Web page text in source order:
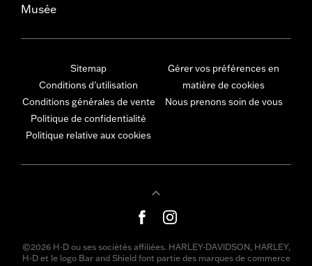
Musée
Sitemap
Conditions d'utilisation
Conditions générales de vente
Politique de confidentialité
Politique relative aux cookies
Gérer vos préférences en
matière de cookies
Nous prenons soin de vous
©2026 H-D ou ses sociétés affiliées. HARLEY-DAVIDSON, HARLEY,
H-D et le logo Bar and Shield font partie des marques de commerce